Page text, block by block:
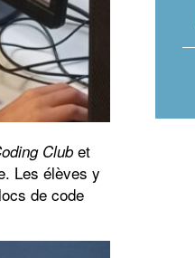
Club et
Les élèves y
de code